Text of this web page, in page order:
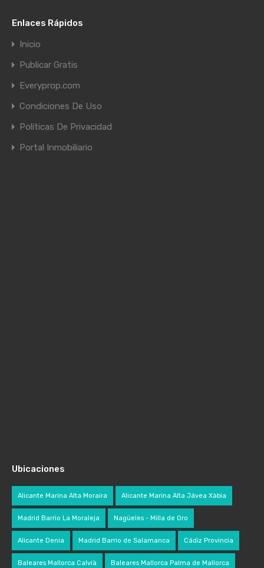
Enlaces Rápidos
Inicio
Publicar Gratis
Everyprop.com
Condiciones De Uso
Políticas De Privacidad
Portal Inmobiliario
Ubicaciones
Alicante Marina Alta Moraira Alicante Marina Alta Jávea Xàbia
Madrid Barrio La Moraleja Nagüeles - Milla de Oro
Alicante Denia Madrid Barrio de Salamanca Cádiz Provincia
Baleares Mallorca Calvià Baleares Mallorca Palma de Mallorca